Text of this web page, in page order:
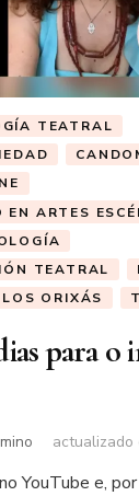
TEATRAL
EN ARTES
TEATRAL
ORIXÁS
para o
actualizado
YouTube e,